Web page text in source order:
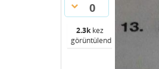
0
2.3kkez
görüntülendi